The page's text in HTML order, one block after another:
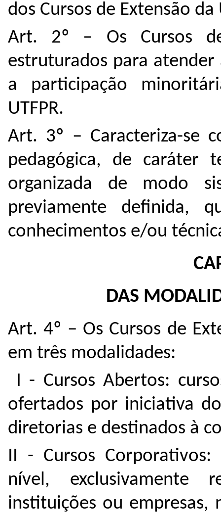
dos Cursos de Extensão da
Art. 2º – Os Cursos
estruturados para
a participação
UTFPR.
Art. 3º – Caracteriza-se
pedagógica, de caráter
organizada de modo
previamente definida,
conhecimentos e/ou
DAS
Art. 4º – Os Cursos de
em três modalidades:
I - Cursos Abertos:
ofertados por iniciativa
diretorias e destinados à
II - Cursos
nível, exclusivamente
instituições ou empresas,